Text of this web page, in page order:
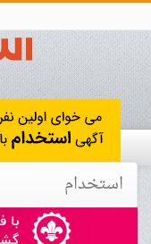
استخدام